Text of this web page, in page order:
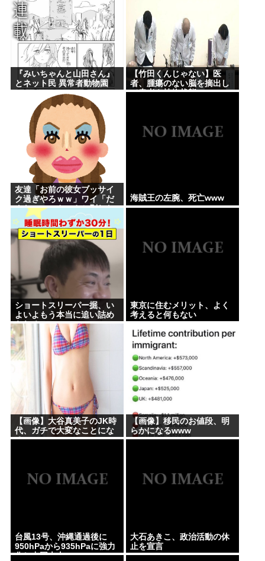
『みいちゃんと山田さん』
とネット民 異常者動物園
【竹田くんじゃない】医
者、腫瘍のない脳を摘出し
て患者を植物状態に
友達「お前の彼女ブッサイ
ク過ぎやろｗｗ」ワイ「だ
よなｗｗｗさっさと別れた
いわｗｗｗ」
海賊王の左腕、死亡www
ショートスリーパー掘、い
よいよもう本当に追い詰め
られる
東京に住むメリット、よく
考えると何もない
【画像】大谷真美子のJK時
代、ガチで大変なことにな
るwww
【画像】移民のお値段、明
らかになるwww
台風13号、沖縄通過後に
950hPaから935hPaに強力
化し中国本土へwww
大石あきこ、政治活動の休
止を宣言